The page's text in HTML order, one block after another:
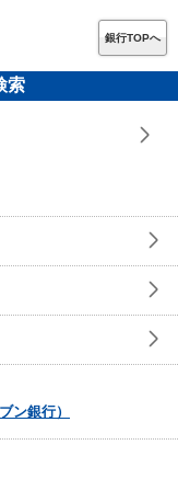
銀行TOPへ
索
ン銀行）